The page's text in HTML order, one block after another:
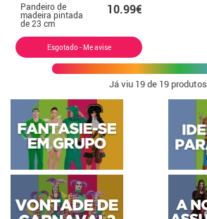
Pandeiro de
madeira pintada
de 23 cm
10.99€
Esgotado - Me avise
Já viu 19de 19 produtos